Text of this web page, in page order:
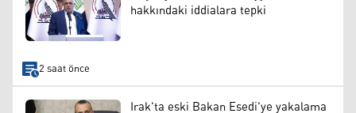
hakkındaki iddialara tepki
2 saat önce
Irak'ta eski Bakan Esedi'ye yakalama